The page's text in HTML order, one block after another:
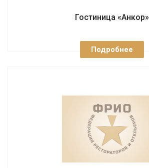
Гостиница «Анкор»
Подробнее